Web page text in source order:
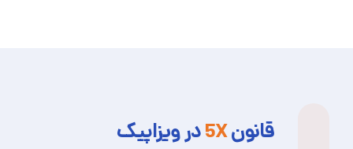
قانون5Xدر ویزاپیک